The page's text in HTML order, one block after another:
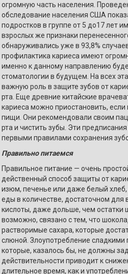
огромную часть населения.
обследование населения США
подростков в группе от 5 до17 лет
взрослых же признаки
обнаруживались уже в 93,8%
профилактика кариеса имеют
именно к данному направлению
стоматологии в будущем. На всех
важную роль в защите зубов от
рта. Еще древние китайские
кариеса можно приостановить, если
пищи. Они рекомендовали своим
рта и чистить зубы. Эти
первыми правилами сохранения
Правильно питаемся
Правильное питание — очень
действенный способ защиты от
изюм, печенье или даже белый хлеб,
еды в количестве, достаточном для
кислоты, даже дольше, чем остатки
возможно, связано с тем, что
растворимые сахара, которые
слюной. Злоупотребление
которые, казалось бы, не должны
действительности приводит к
длительное время, как и